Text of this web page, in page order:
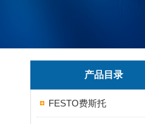
产品目录
FESTO费斯托